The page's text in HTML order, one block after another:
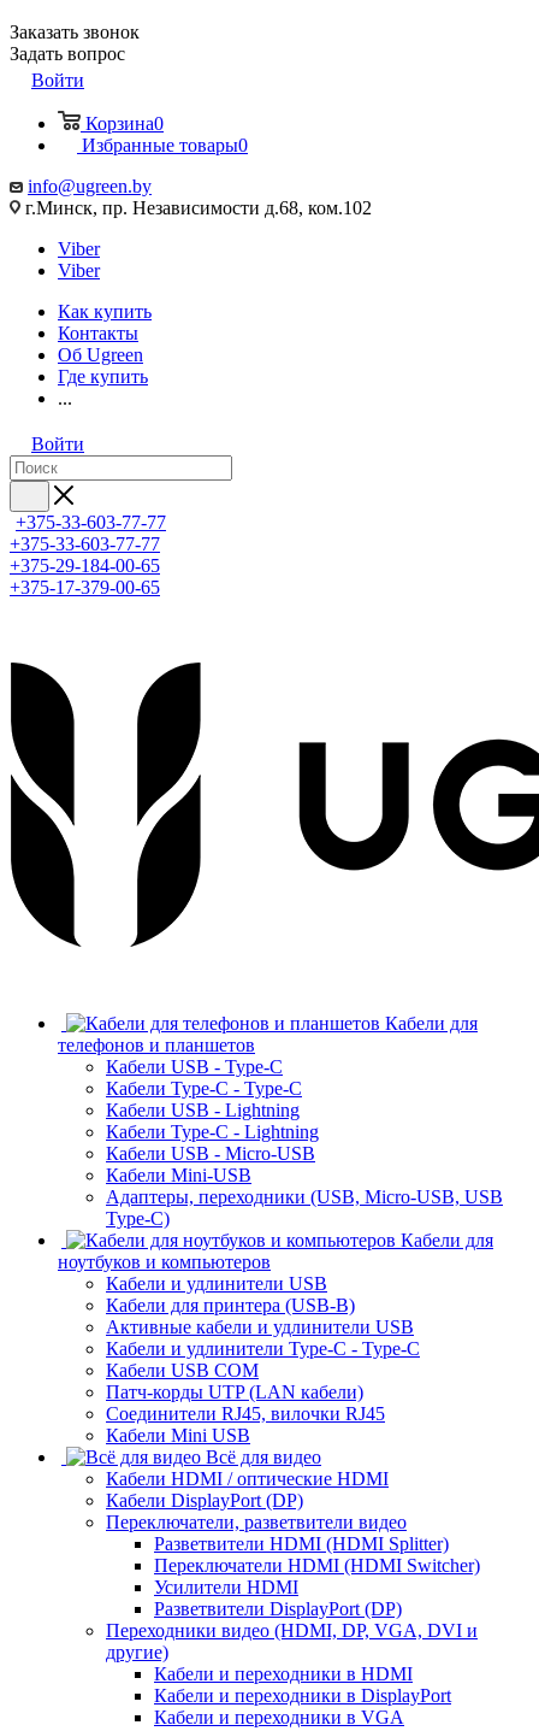
Заказать звонок
Задать вопрос
Войти
Корзина0
Избранные товары0
info@ugreen.by
г.Минск, пр. Независимости д.68, ком.102
Viber
Viber
Как купить
Контакты
Об Ugreen
Где купить
...
Войти
+375-33-603-77-77
+375-33-603-77-77
+375-29-184-00-65
+375-17-379-00-65
Кабели для
телефонов и планшетов
Кабели USB - Type-C
Кабели Type-C - Type-C
Кабели USB - Lightning
Кабели Type-C - Lightning
Кабели USB - Micro-USB
Кабели Mini-USB
Адаптеры, переходники (USB, Micro-USB, USB
Type-C)
Кабели для
ноутбуков и компьютеров
Кабели и удлинители USB
Кабели для принтера (USB-B)
Активные кабели и удлинители USB
Кабели и удлинители Type-C - Type-C
Кабели USB COM
Патч-корды UTP (LAN кабели)
Соединители RJ45, вилочки RJ45
Кабели Mini USB
Всё для видео
Кабели HDMI / оптические HDMI
Кабели DisplayPort (DP)
Переключатели, разветвители видео
Разветвители HDMI (HDMI Splitter)
Переключатели HDMI (HDMI Switcher)
Усилители HDMI
Разветвители DisplayPort (DP)
Переходники видео (HDMI, DP, VGA, DVI и
другие)
Кабели и переходники в HDMI
Кабели и переходники в DisplayPort
Кабели и переходники в VGA